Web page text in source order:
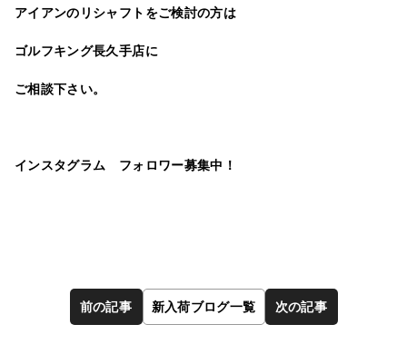
アイアンのリシャフトをご検討の方は
ゴルフキング長久手店に
ご相談下さい。
インスタグラム フォロワー募集中！
前の記事 新入荷ブログ一覧 次の記事